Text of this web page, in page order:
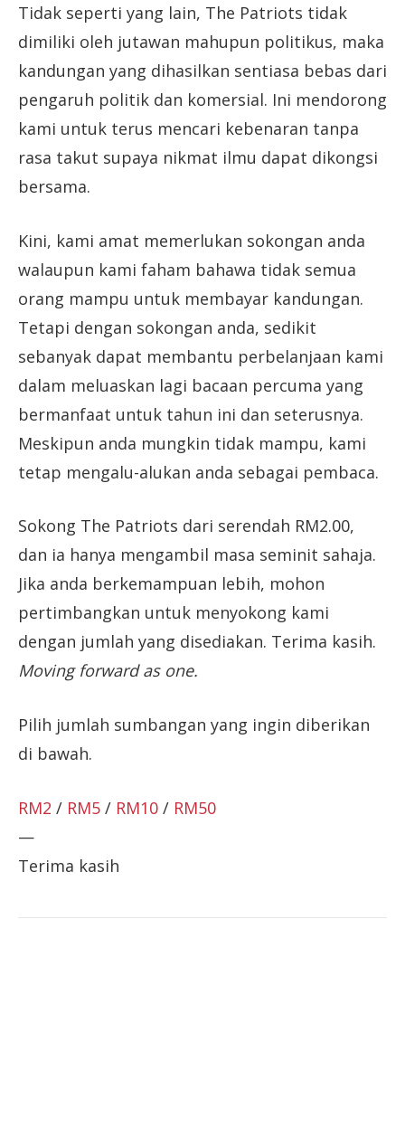
Tidak seperti yang lain, The Patriots tidak
dimiliki oleh jutawan mahupun politikus, maka
kandungan yang dihasilkan sentiasa bebas dari
pengaruh politik dan komersial. Ini mendorong
kami untuk terus mencari kebenaran tanpa
rasa takut supaya nikmat ilmu dapat dikongsi
bersama.
Kini, kami amat memerlukan sokongan anda
walaupun kami faham bahawa tidak semua
orang mampu untuk membayar kandungan.
Tetapi dengan sokongan anda, sedikit
sebanyak dapat membantu perbelanjaan kami
dalam meluaskan lagi bacaan percuma yang
bermanfaat untuk tahun ini dan seterusnya.
Meskipun anda mungkin tidak mampu, kami
tetap mengalu-alukan anda sebagai pembaca.
Sokong The Patriots dari serendah RM2.00,
dan ia hanya mengambil masa seminit sahaja.
Jika anda berkemampuan lebih, mohon
pertimbangkan untuk menyokong kami
dengan jumlah yang disediakan. Terima kasih.
Moving forward as one.
Pilih jumlah sumbangan yang ingin diberikan
di bawah.
RM2 / RM5 / RM10 / RM50
—
Terima kasih